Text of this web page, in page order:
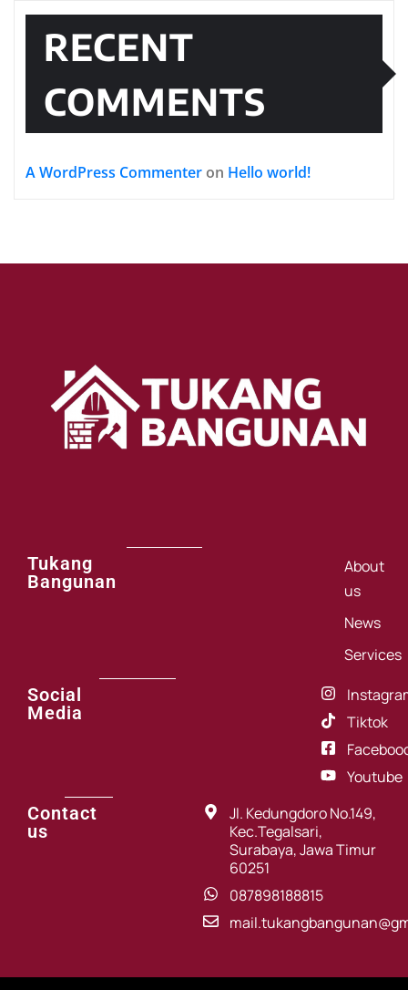
RECENT
COMMENTS
A WordPress Commenter on Hello world!
Tukang
Bangunan
About
us
News
Services
Social
Media
Tiktok
Youtube
Contact
us
Jl. Kedungdoro No.149,
Kec.Tegalsari,
Surabaya, Jawa Timur
60251
087898188815